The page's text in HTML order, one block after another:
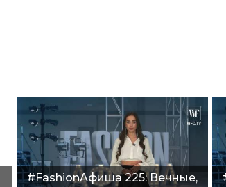
#FashionАфиша 225: Вечные,